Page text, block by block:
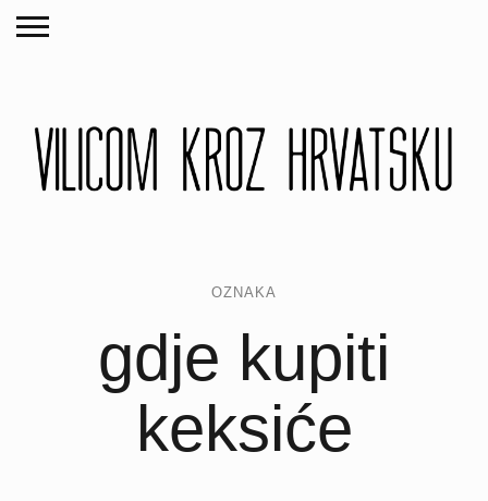
OZNAKA
gdje kupiti
keksiće